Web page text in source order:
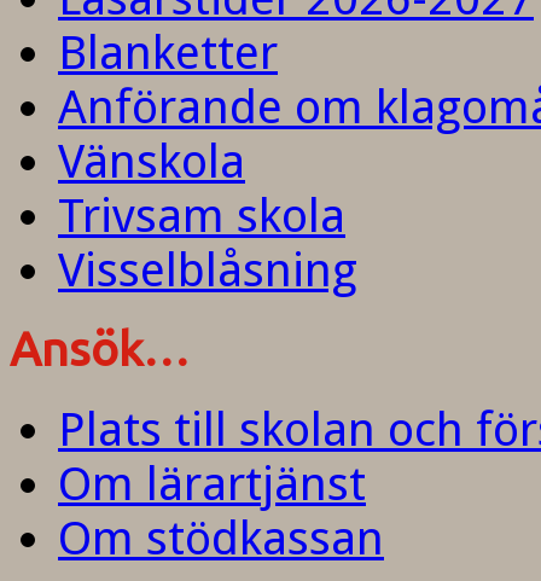
Blanketter
Anförande om
Vänskola
Trivsam skola
Visselblåsning
Ansök…
Plats till skolan och
Om lärartjänst
Om stödkassan